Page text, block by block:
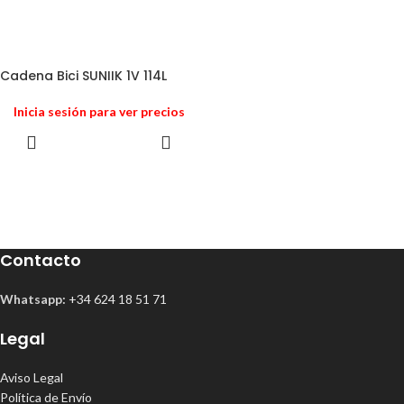
Cadena Bici SUNIIK 1V 114L
Inicia sesión para ver precios
Contacto
Whatsapp: +34 624 18 51 71
Legal
Aviso Legal
Política de Envío